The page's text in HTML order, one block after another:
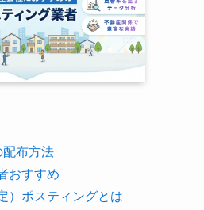
配布方法
おすすめ
）ポスティングとは